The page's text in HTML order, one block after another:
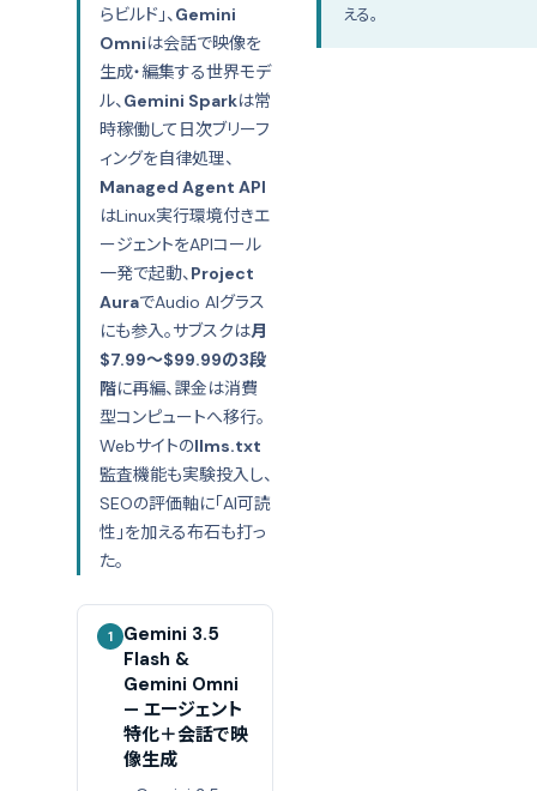
らビルド」、Gemini
Omniは会話で映像を
生成・編集する世界モデ
ル、Gemini Sparkは常
時稼働して日次ブリーフ
ィングを自律処理、
Managed Agent API
はLinux実行環境付きエ
ージェントをAPIコール
一発で起動、Project
AuraでAudio AIグラス
にも参入。サブスクは月
$7.99〜$99.99の3段
階に再編、課金は消費
型コンピュートへ移行。
Webサイトのllms.txt
監査機能も実験投入し、
SEOの評価軸に「AI可読
性」を加える布石も打っ
た。
1
Gemini 3.5
Flash &
Gemini Omni
— エージェント
特化＋会話で映
像生成
える。